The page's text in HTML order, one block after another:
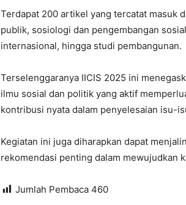
Terdapat 200 artikel yang tercatat masuk
publik, sosiologi dan pengembangan
internasional, hingga studi pembangunan.
Terselenggaranya IICIS 2025 ini
ilmu sosial dan politik yang aktif
kontribusi nyata dalam penyelesaian isu-
Kegiatan ini juga diharapkan dapat
rekomendasi penting dalam mewujudkan
Jumlah Pembaca 460